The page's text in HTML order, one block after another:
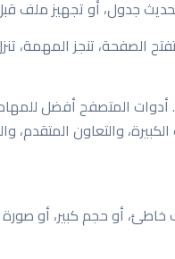
الصفحة، تنجز المهمة، تنزل
أدوات المتصفح أفضل
والتعاون المتقدم،
أو حجم كبير، أو